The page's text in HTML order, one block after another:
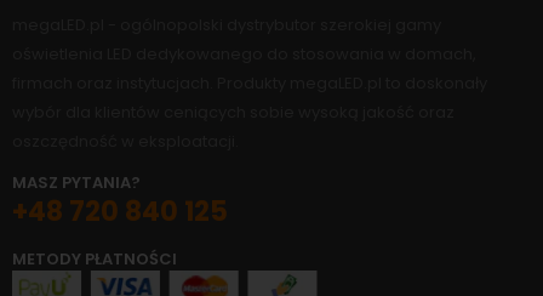
MASZ PYTANIA?
+48 720 840 125
METODY PŁATNOŚCI